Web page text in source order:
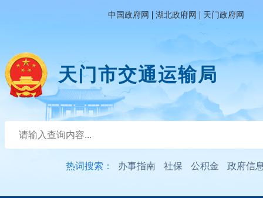
中国政府网 | 湖北政府网 | 天门政府网
天门市交通运输局
热词搜索： 办事指南 社保 公积金 政府信